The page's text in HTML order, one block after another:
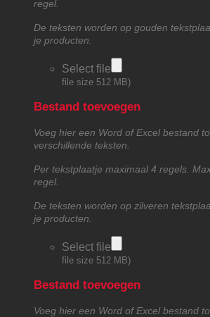
regel.
De teksten worden op gouden
je producten.
Select file
file size 512 MB)
Bestand toevoegen
Voeg hier een Word of Excel bestand
verschillende teksten.
Per tekstplaatje maximaal 4 regels.
regel.
De teksten worden op zilveren
je producten.
Select file
file size 512 MB)
Bestand toevoegen
Voeg hier een Word of Excel bestand